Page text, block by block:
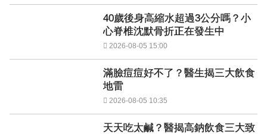
40歲後身高縮水超過3公分嗎？小
心脊椎沈默骨折正在發生中
2026-08-05 15:00
滿臉痘痘好不了？醫生揭三大飲食
地雷
2026-08-05 10:35
天天吃太鹹？醫揭高鈉飲食三大致